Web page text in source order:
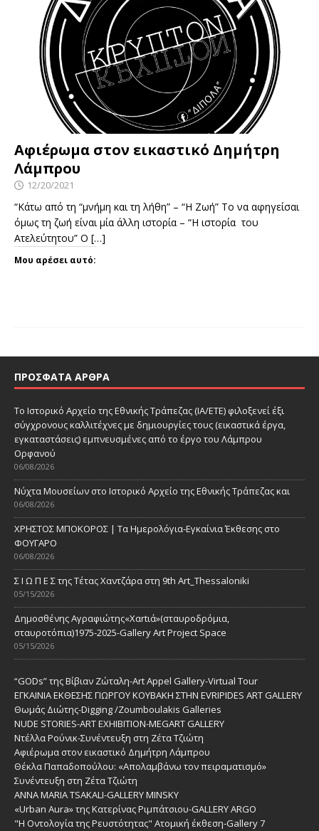
Αφιέρωμα στον εικαστικό Δημήτρη
Λάμπρου
12/20/2021
“Κάτω από τη “μνήμη και τη λήθη” – “Η Ζωή” Το να αφηγείσαι
όμως τη ζωή είναι μία άλλη ιστορία – “Η ιστορία του
Ατελεύτητου” Ο […]
Μου αρέσει αυτό:
ΠΡΌΣΦΑΤΑ ΆΡΘΡΑ
Το Ιστορικό Αρχείο της Εθνικής Τράπεζας (ΙΑ/ΕΤΕ) φιλοξενεί έξι
σύγχρονους καλλιτέχνες με δημιουργίες τους (εικαστικά έργα,
εγκαταστάσεις) εμπνευσμένες από το έργο του Λάμπρου
Ορφανού
06/08/2026
Νύχτα Μουσείων στο Ιστορικό Αρχείο της Εθνικής Τράπεζας και
06/08/2026
ΧΡΗΣΤΟΣ ΜΠΟΚΟΡΟΣ | Τα Ημερολόγια-Εγκαίνια Έκθεσης στο
ΦΟΥΓΑΡΟ
06/08/2026
Σ Ι Ω Π Ε Σ της Τέτας Χαντζάρα στη 9th Art_Thessaloniki
05/15/2026
Δημοσθένης Αγραφιώτης«Xαrtιά»(σταυροδρόμια,
σταυροτόπια)1975-2025-Gallery Art Project Space
05/15/2026
“GODs” της Βίβιαν Ζώταλη-Art Appel Gallery-Virtual Tour
ΕΓΚΑΙΝΙΑ ΕΚΘΕΣΗΣ ΓΙΩΡΓΟΥ ΚΟΥΒΑΚΗ ΣΤΗΝ EVRIPIDES ART GALLERY
Θωμάς Διώτης-Digging /Zoumboulakis Galleries
NUDE STORIES-ΑRT EXHIBITION-MEGART GALLERY
Ντέλλα Ρούνικ-Συνέντευξη στη Ζέτα Τζιώτη
Αφιέρωμα στον εικαστικό Δημήτρη Λάμπρου
Θέκλα Παπαδοπούλου: «Απολαμβάνω τον πειραματισμό»
Συνέντευξη στη Ζέτα Τζιώτη
ANNA MARIA TSAKALI-GALLERY MINSKY
«Urban Aura» της Κατερίνας Ριμπάτσιου-GALLERY ARGO
"Η Οντολογία της Ρευστότητας" Ατομική έκθεση-Gallery 7